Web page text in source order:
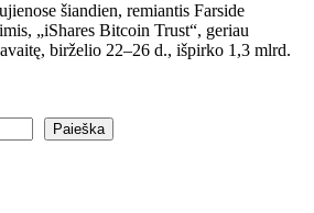
šiandien, remiantis Farside
„iShares Bitcoin Trust“, geriau
birželio 22–26 d., išpirko 1,3 mlrd.
Paieška